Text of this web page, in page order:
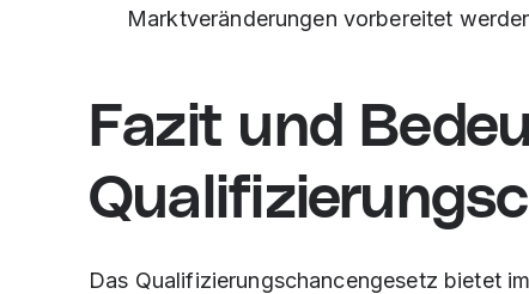
Marktveränderungen vorbereitet
Fazit und
Das Qualifizierungschancengesetz bietet